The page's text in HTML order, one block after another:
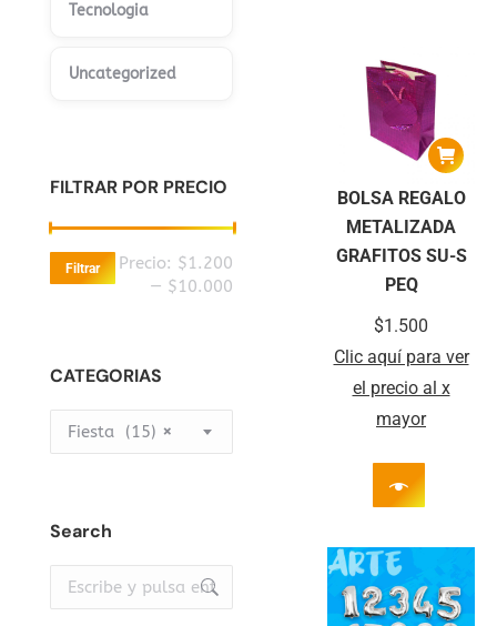
BOLSA REGALO
METALIZADA
GRAFITOS SU-S
PEQ
$1.500
Clic aquí para ver
el precio al x
mayor
Tecnologia
Uncategorized
FILTRAR POR PRECIO
Filtrar Precio: $1.200
— $10.000
CATEGORIAS
×
Fiesta (15)
Search